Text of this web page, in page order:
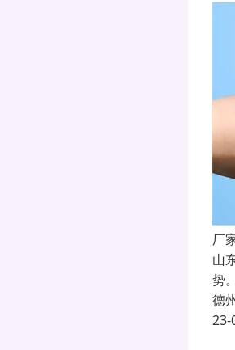
厂
山
势
德
23-